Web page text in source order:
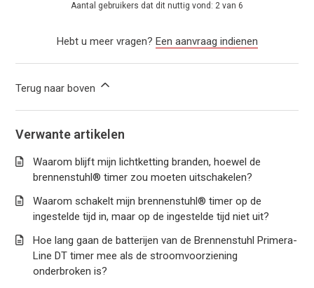
Aantal gebruikers dat dit nuttig vond: 2 van 6
Hebt u meer vragen? Een aanvraag indienen
Terug naar boven
Verwante artikelen
Waarom blijft mijn lichtketting branden, hoewel de
brennenstuhl® timer zou moeten uitschakelen?
Waarom schakelt mijn brennenstuhl® timer op de
ingestelde tijd in, maar op de ingestelde tijd niet uit?
Hoe lang gaan de batterijen van de Brennenstuhl Primera-
Line DT timer mee als de stroomvoorziening
onderbroken is?